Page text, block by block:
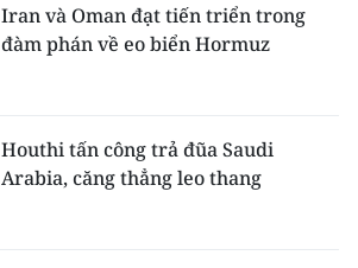
Iran và Oman đạt tiến triển trong
đàm phán về eo biển Hormuz
Houthi tấn công trả đũa Saudi
Arabia, căng thẳng leo thang